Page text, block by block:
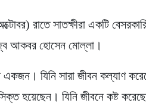
রাতে সাতক্ষীরা একটি
আকবর হোসেন মোল্লা।
একজন। যিনি সারা জীবন কল্যাণ
হয়েছেন। যিনি জীবনে কষ্ট